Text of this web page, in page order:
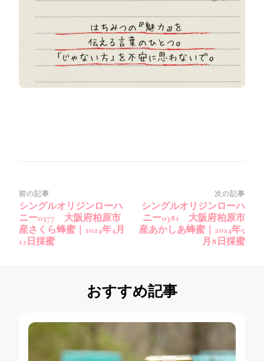
投
稿
ナ
ビ
ン
前の記事
シングルオリジンローハ
ニー0377 大阪府柏原市
産さくら蜂蜜｜2024年4月
12日採蜜
次の記事
シングルオリジンローハ
ニー0381 大阪府柏原市
産あかしあ蜂蜜｜2024年5
月8日採蜜
おすすめ記事